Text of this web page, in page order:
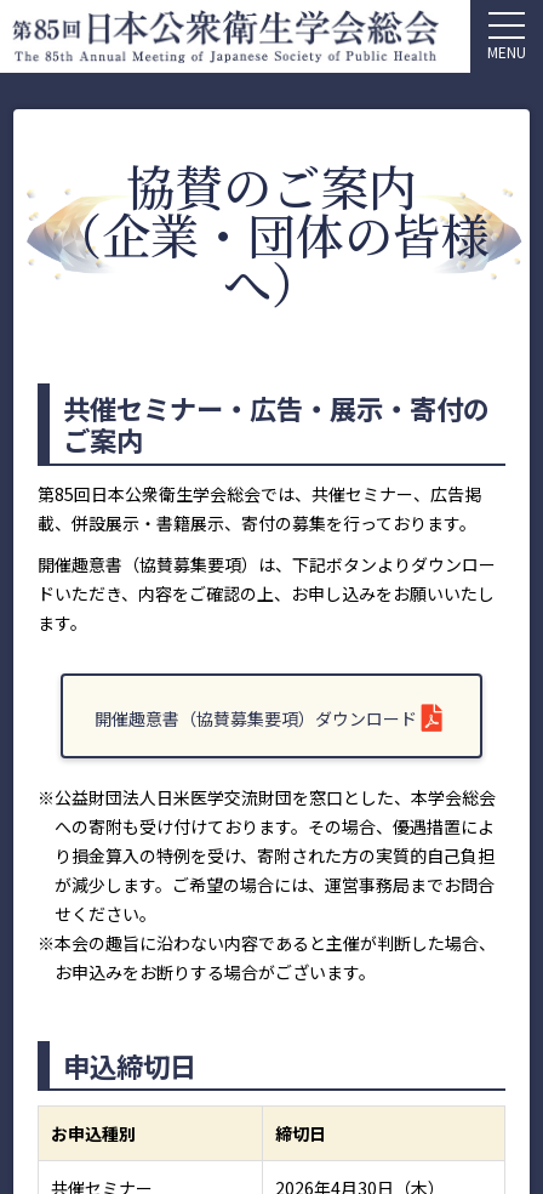
MENU
協賛のご案内
（企業・団体の皆様
へ）
共催セミナー・広告・展示・寄付の
ご案内
第85回日本公衆衛生学会総会では、共催セミナー、広告掲
載、併設展示・書籍展示、寄付の募集を行っております。
開催趣意書（協賛募集要項）は、下記ボタンよりダウンロー
ドいただき、内容をご確認の上、お申し込みをお願いいたし
ます。
開催趣意書（協賛募集要項）ダウンロード
※公益財団法人日米医学交流財団を窓口とした、本学会総会
への寄附も受け付けております。その場合、優遇措置によ
り損金算入の特例を受け、寄附された方の実質的自己負担
が減少します。ご希望の場合には、運営事務局までお問合
せください。
※本会の趣旨に沿わない内容であると主催が判断した場合、
お申込みをお断りする場合がございます。
申込締切日
お申込種別 締切日
共催セミナー 2026年4月30日（木）